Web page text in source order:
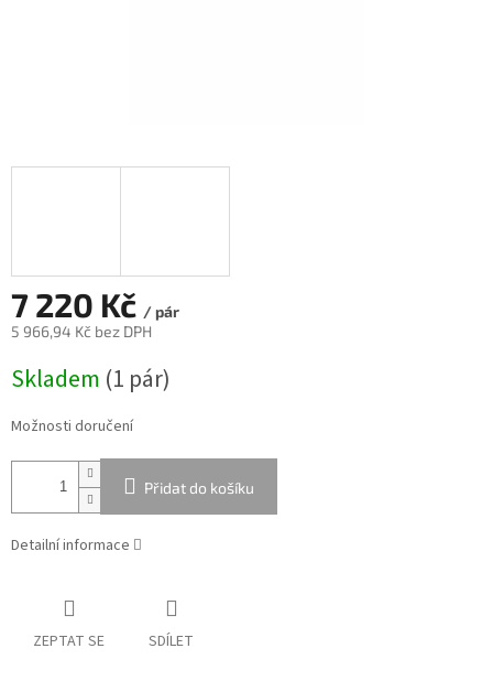
7 220 Kč / pár
5 966,94 Kč bez DPH
cena:
Skladem (1 pár)
Možnosti doručení
Přidat do košíku
Detailní informace
ZEPTAT SE SDÍLET